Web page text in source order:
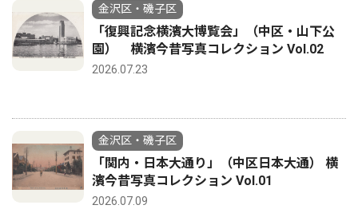
金沢区・磯子区
「復興記念横濱大博覧会」（中区・山下公
園） 横濱今昔写真コレクション Vol.02
2026.07.23
金沢区・磯子区
「関内・日本大通り」（中区日本大通） 横
濱今昔写真コレクション Vol.01
2026.07.09